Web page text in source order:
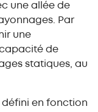
une allée de
Par
une
capacité de
statiques, au
défini en fonction